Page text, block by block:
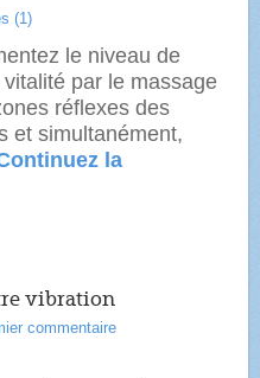
(1)
le niveau de
par le massage
réflexes des
et simultanément,
la
vibration
commentaire